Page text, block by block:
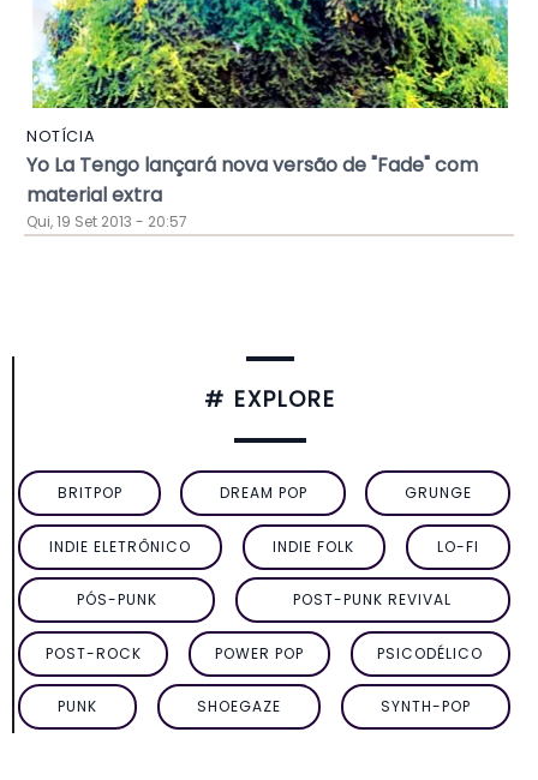
NOTÍCIA
Yo La Tengo lançará nova versão de "Fade" com
material extra
Qui, 19 Set 2013 - 20:57
# EXPLORE
BRITPOP DREAM POP GRUNGE
INDIE ELETRÔNICO INDIE FOLK LO-FI
PÓS-PUNK POST-PUNK REVIVAL
POST-ROCK POWER POP PSICODÉLICO
PUNK SHOEGAZE SYNTH-POP